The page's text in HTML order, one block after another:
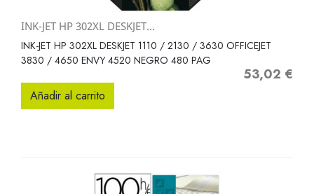
INK-JET HP 302XL DESKJET...
INK-JET HP 302XL DESKJET 1110 / 2130 / 3630 OFFICEJET
3830 / 4650 ENVY 4520 NEGRO 480 PAG
Precio
53,02 €
Añadir al carrito